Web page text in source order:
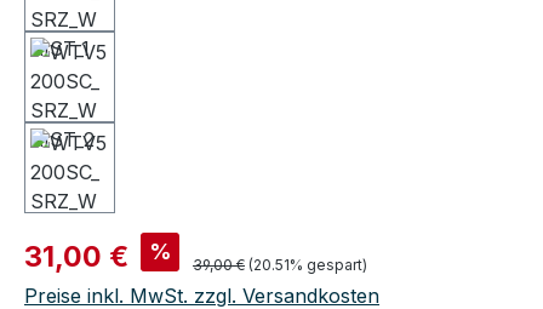
Verkaufspreis:
31,00 € % Regulärer Preis:
39,00 € (20.51% gespart)
Preise inkl. MwSt. zzgl. Versandkosten